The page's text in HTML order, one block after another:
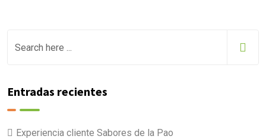
Entradas recientes
Experiencia cliente Sabores de la Pao